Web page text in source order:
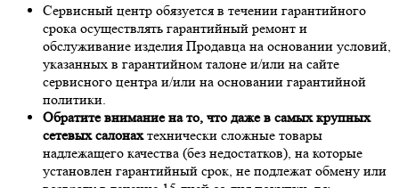
Сервисный центр обязуется в течении гарантийного
срока осуществлять гарантийный ремонт и
обслуживание изделия Продавца на основании условий,
указанных в гарантийном талоне и/или на сайте
сервисного центра и/или на основании гарантийной
политики.
Обратите внимание на то, что даже в самых крупных
сетевых салонахтехнически сложные товары
надлежащего качества (без недостатков), на которые
установлен гарантийный срок, не подлежат обмену или